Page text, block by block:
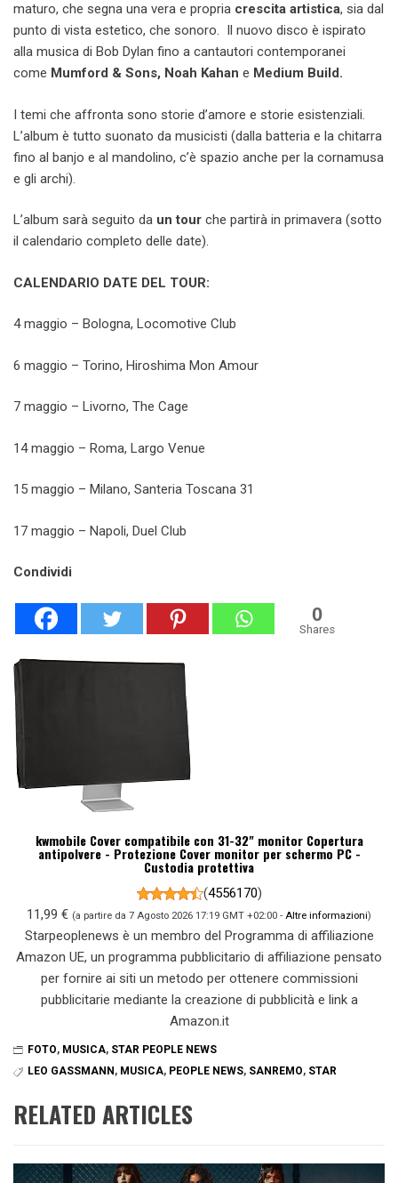
maturo, che segna una vera e propria crescita artistica, sia dal
punto di vista estetico, che sonoro. Il nuovo disco è ispirato
alla musica di Bob Dylan fino a cantautori contemporanei
come Mumford & Sons, Noah Kahan e Medium Build.
I temi che affronta sono storie d’amore e storie esistenziali.
L’album è tutto suonato da musicisti (dalla batteria e la chitarra
fino al banjo e al mandolino, c’è spazio anche per la cornamusa
e gli archi).
L’album sarà seguito da un tour che partirà in primavera (sotto
il calendario completo delle date).
CALENDARIO DATE DEL TOUR:
4 maggio – Bologna, Locomotive Club
6 maggio – Torino, Hiroshima Mon Amour
7 maggio – Livorno, The Cage
14 maggio – Roma, Largo Venue
15 maggio – Milano, Santeria Toscana 31
17 maggio – Napoli, Duel Club
Condividi
0
Shares
kwmobile Cover compatibile con 31-32" monitor Copertura
antipolvere - Protezione Cover monitor per schermo PC -
Custodia protettiva
(4556170)
11,99 € (a partire da 7 Agosto 2026 17:19 GMT +02:00 - Altre informazioni)
Starpeoplenews è un membro del Programma di affiliazione
Amazon UE, un programma pubblicitario di affiliazione pensato
per fornire ai siti un metodo per ottenere commissioni
pubblicitarie mediante la creazione di pubblicità e link a
Amazon.it
FOTO, MUSICA, STAR PEOPLE NEWS
LEO GASSMANN , MUSICA, PEOPLE NEWS, SANREMO, STAR
RELATED ARTICLES